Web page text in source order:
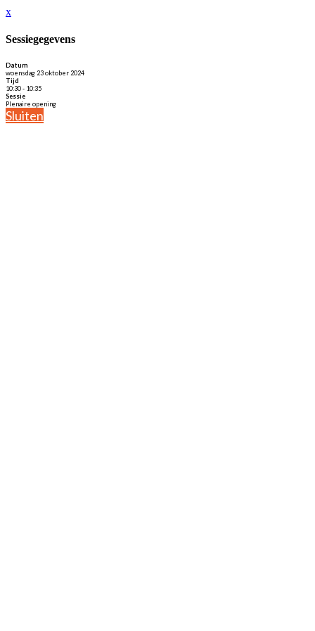
x
Sessiegegevens
Datum
woensdag 23 oktober 2024
Tijd
10:30 - 10:35
Sessie
Plenaire opening
Sluiten